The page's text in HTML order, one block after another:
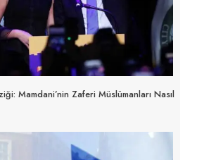
Mamdani’nin Zaferi Müslümanları Nasıl